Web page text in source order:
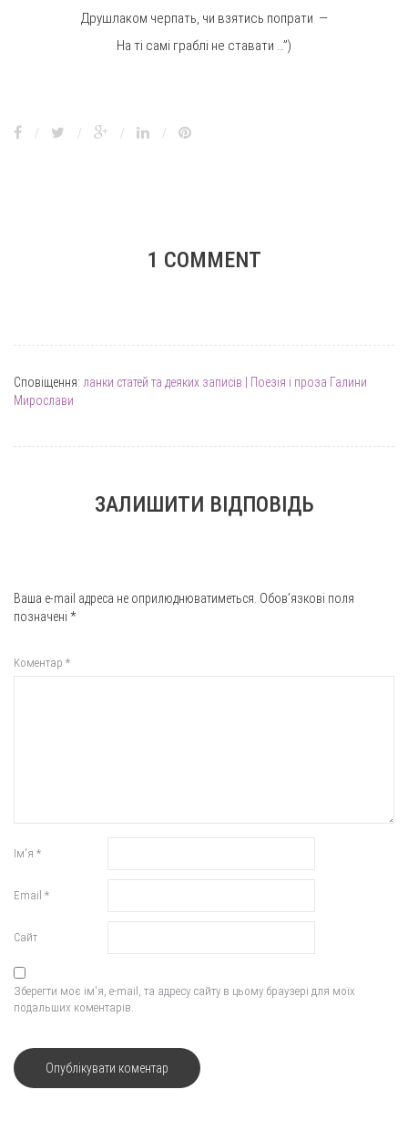
Друшлаком черпать, чи взятись попрати —
На ті самі граблі не ставати …”)
/ / / /
1 COMMENT
Сповіщення: ланки статей та деяких записів | Поезiя i проза Галини
Мирослави
ЗАЛИШИТИ ВІДПОВІДЬ
Ваша e-mail адреса не оприлюднюватиметься. Обов’язкові поля
позначені *
Коментар *
Ім'я *
Email *
Сайт
Зберегти моє ім'я, e-mail, та адресу сайту в цьому браузері для моїх
подальших коментарів.